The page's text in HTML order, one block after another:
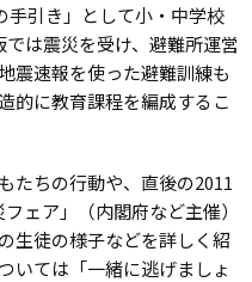
手引き」として小・中学校
は震災を受け、避難所運営
震速報を使った避難訓練も
的に教育課程を編成するこ
たちの行動や、直後の2011
ェア」（内閣府など主催）
生徒の様子などを詳しく紹
いては「一緒に逃げましょ